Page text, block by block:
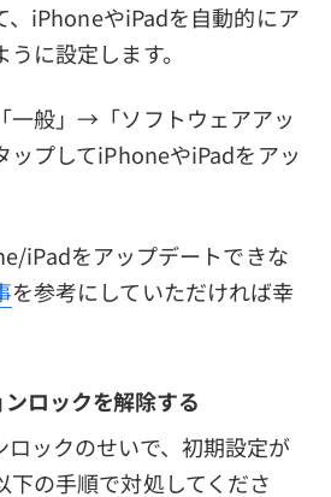
、iPhoneやiPadを自動的にア
に設定します。
一般」→「ソフトウェアアッ
ップしてiPhoneやiPadをアッ
iPadをアップデートできな
を参考にしていただければ幸
ロックを解除する
ロックのせいで、初期設定が
の手順で対処してくださ